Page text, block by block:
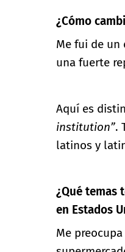
¿Cómo
Me fui de un
una fuerte
Aquí es
institution”.
latinos y
¿Qué temas
en Estados
Me